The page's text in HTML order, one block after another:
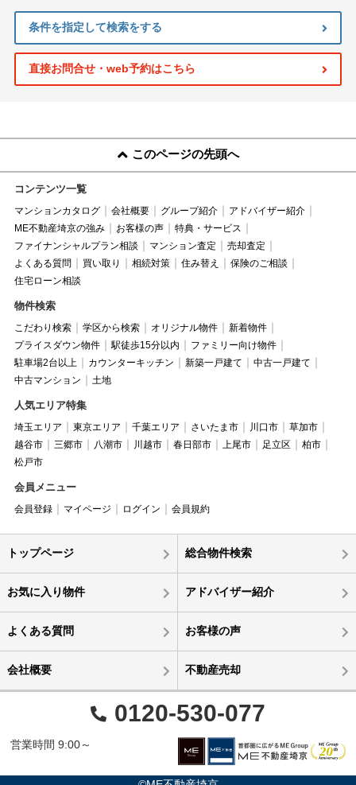
条件を指定して検索をする
直接お問合せ・web予約はこちら
このページの先頭へ
コンテンツ一覧
マンションカタログ 会社概要 グループ紹介
アドバイザー紹介
ME不動産埼京の強み
お客様の声
特典・サービス
ファイナンシャルプラン相談
マンション査定
売却査定
よくある質問
買い取り 相続対策 住み替え
保険のご相談
住宅ローン相談
物件検索
こだわり検索 学区から検索 オリジナル物件
新着物件
プライスダウン物件
駅徒歩15分以内
ファミリー向け物件
駐車場2台以上
カウンターキッチン 新築一戸建て
中古一戸建て
中古マンション
土地
人気エリア特集
埼玉エリア 東京エリア 千葉エリア さいたま市 川口市
草加市
越谷市
三郷市 八潮市 川越市 春日部市 上尾市 足立区
柏市
松戸市
会員メニュー
会員登録 マイページ ログイン 会員規約
トップページ 総合物件検索
お気に入り物件 アドバイザー紹介
よくある質問 お客様の声
会社概要 不動産売却
0120-530-077
営業時間 9:00～